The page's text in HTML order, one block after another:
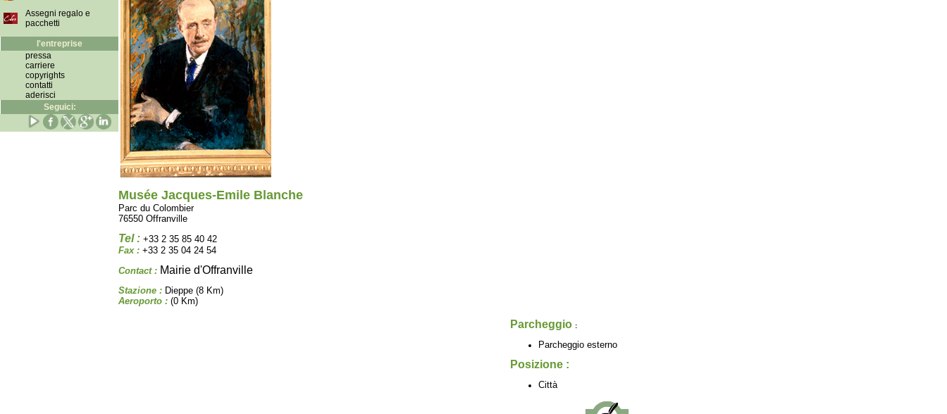
Assegni regalo e
pacchetti
l'entreprise
pressa
carriere
copyrights
contatti
aderisci
Seguici:
Musée Jacques-Emile Blanche
Parc du Colombier
76550 Offranville
Tel : +33 2 35 85 40 42
Fax : +33 2 35 04 24 54
Contact : Mairie d'Offranville
Stazione : Dieppe (8 Km)
Aeroporto : (0 Km)
Parcheggio :
Parcheggio esterno
Posizione :
Città